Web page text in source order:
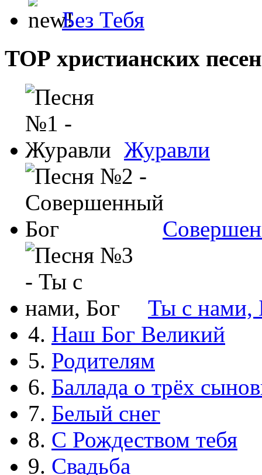
Без Тебя
ТОР христианских песен
Журавли
Ты с нами,
4. Наш Бог Великий
5. Родителям
6. Баллада о трёх
7. Белый снег
8. С Рождеством тебя
9. Свадьба